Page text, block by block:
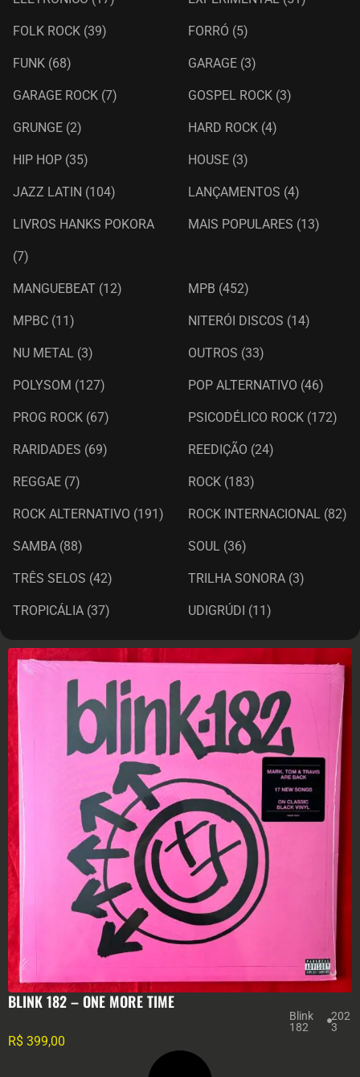
FOLK ROCK (39) FORRÓ (5)
FUNK (68) GARAGE (3)
GARAGE ROCK (7) GOSPEL ROCK (3)
GRUNGE (2) HARD ROCK (4)
HIP HOP (35) HOUSE (3)
JAZZ LATIN (104) LANÇAMENTOS (4)
LIVROS HANKS POKORA
(7)
MAIS POPULARES (13)
MANGUEBEAT (12) MPB (452)
MPBC (11) NITERÓI DISCOS (14)
NU METAL (3) OUTROS (33)
POLYSOM (127) POP ALTERNATIVO (46)
PROG ROCK (67) PSICODÉLICO ROCK (172)
RARIDADES (69) REEDIÇÃO (24)
REGGAE (7) ROCK (183)
ROCK ALTERNATIVO (191) ROCK INTERNACIONAL (82)
SAMBA (88) SOUL (36)
TRÊS SELOS (42) TRILHA SONORA (3)
TROPICÁLIA (37) UDIGRÚDI (11)
BLINK 182 – ONE MORE TIME
Blink
182
202
3
R$ 399,00